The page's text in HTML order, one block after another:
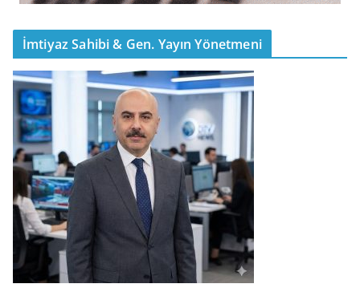
İmtiyaz Sahibi & Gen. Yayın Yönetmeni